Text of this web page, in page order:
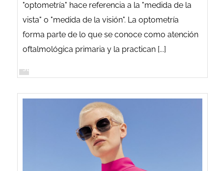
"optometría" hace referencia a la "medida de la
vista" o "medida de la visión". La optometría
forma parte de lo que se conoce como atención
oftalmológica primaria y la practican [...]
SEGUIR LEYENDO